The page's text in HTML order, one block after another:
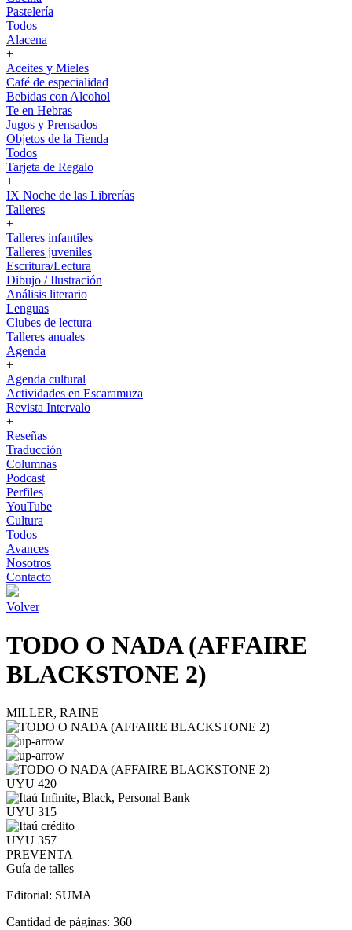
Pastelería
Todos
Alacena
+
Aceites y Mieles
Café de especialidad
Bebidas con Alcohol
Te en Hebras
Jugos y Prensados
Objetos de la Tienda
Todos
Tarjeta de Regalo
+
IX Noche de las Librerías
Talleres
+
Talleres infantiles
Talleres juveniles
Escritura/Lectura
Dibujo / Ilustración
Análisis literario
Lenguas
Clubes de lectura
Talleres anuales
Agenda
+
Agenda cultural
Actividades en Escaramuza
Revista Intervalo
+
Reseñas
Traducción
Columnas
Podcast
Perfiles
YouTube
Cultura
Todos
Avances
Nosotros
Contacto
Volver
TODO O NADA (AFFAIRE
BLACKSTONE 2)
MILLER, RAINE
UYU 420
UYU 315
UYU 357
PREVENTA
Guía de talles
Editorial: SUMA
Cantidad de páginas: 360